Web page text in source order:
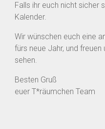
Falls ihr euch nicht sicher
Kalender.
Wir wünschen euch eine
fürs neue Jahr, und
sehen.
Besten Gruß
euer T*räumchen Team